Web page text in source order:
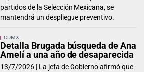
partidos de la Selección Mexicana, se
mantendrá un despliegue preventivo.
CDMX
Detalla Brugada búsqueda de Ana
Amelí a una año de desaparecida
13/7/2026 | La jefa de Gobierno afirmó que